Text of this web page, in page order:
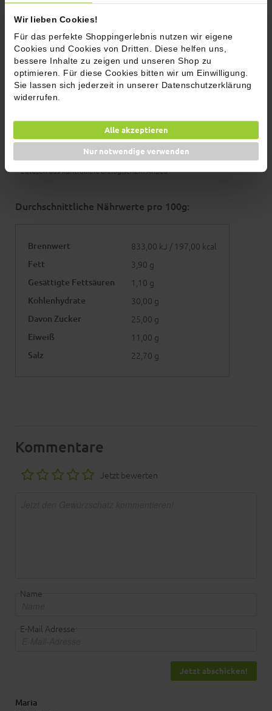
Wir lieben Cookies!
Für das perfekte Shoppingerlebnis nutzen wir eigene
Cookies und Cookies von Dritten. Diese helfen uns,
bessere Inhalte zu zeigen und unseren Shop zu
optimieren. Für diese Cookies bitten wir um Einwilligung.
Sie lassen sich jederzeit in unserer Datenschutzerklärung
widerrufen.
Alle akzeptieren
Nur notwendige verwenden
Zutaten, Allergenhinweise und
Nährwerte
Zutaten
Zitronenschale*, Oregano*, Schnittlauch*, Petersilie*,
Rosmarin*, Karotte*, Kresse*, Pfeffer*, Muskatnuss*
Kann Spuren von SENF enthalten.
* Zutaten aus kontrolliert biologischem Anbau
Durchschnittliche Nährwerte pro 100g:
Brennwert 833,00 kJ / 197,00 kcal
Fett 3,90 g
Gesättigte Fettsäuren 1,10 g
Kohlenhydrate 30,00 g
Davon Zucker 25,00 g
Eiweiß 11,00 g
Salz 22,70 g
Kommentare
Jetzt bewerten
Name
E-Mail Adresse
Jetzt abschicken!
Maria